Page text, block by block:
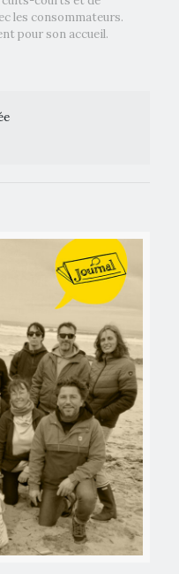
les consommateurs.
pour son accueil.